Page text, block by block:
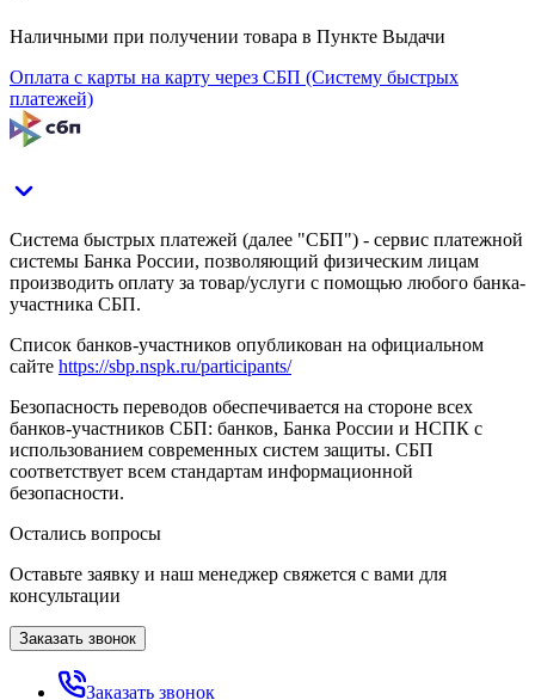
Наличными при получении товара в Пункте Выдачи
Оплата с карты на карту через СБП (Систему быстрых
платежей)
Система быстрых платежей (далее "СБП") - сервис платежной
системы Банка России, позволяющий физическим лицам
производить оплату за товар/услуги с помощью любого банка-
участника СБП.
Список банков-участников опубликован на официальном
сайте https://sbp.nspk.ru/participants/
Безопасность переводов обеспечивается на стороне всех
банков-участников СБП: банков, Банка России и НСПК с
использованием современных систем защиты. СБП
соответствует всем стандартам информационной
безопасности.
Остались вопросы
Оставьте заявку и наш менеджер свяжется с вами для
консультации
Заказать звонок
Заказать звонок